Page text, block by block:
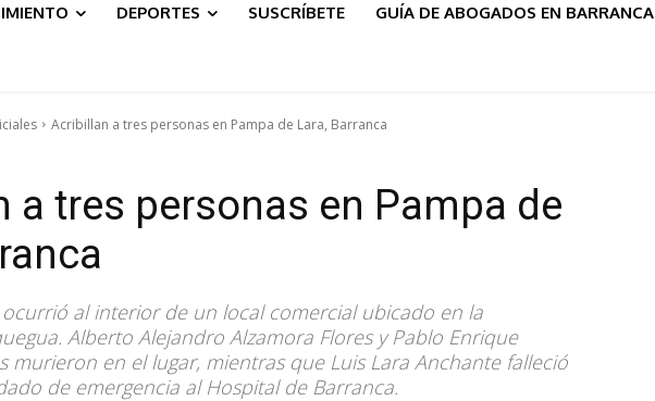
DEPORTES SUSCRÍBETE GUÍA DE ABOGADOS EN BARRANCA
Acribillan a tres personas en Pampa de Lara, Barranca
a tres personas en Pampa de
al interior de un local comercial ubicado en la
Alberto Alejandro Alzamora Flores y Pablo Enrique
murieron en el lugar, mientras que Luis Lara Anchante falleció
de emergencia al Hospital de Barranca.